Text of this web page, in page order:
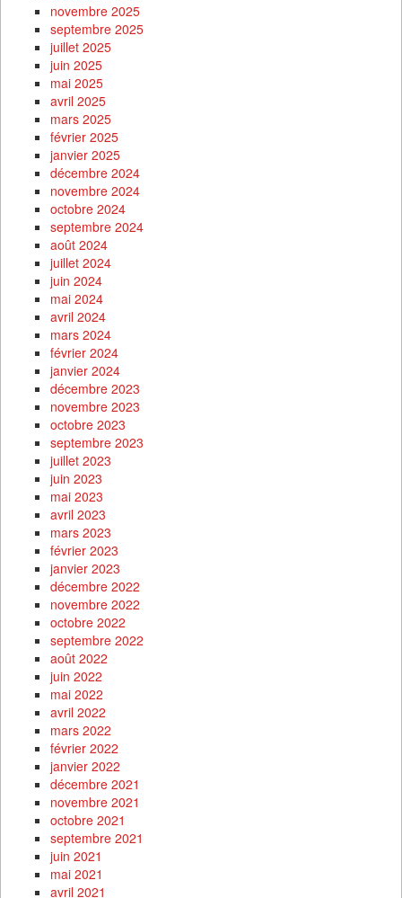
novembre 2025
septembre 2025
juillet 2025
juin 2025
mai 2025
avril 2025
mars 2025
février 2025
janvier 2025
décembre 2024
novembre 2024
octobre 2024
septembre 2024
août 2024
juillet 2024
juin 2024
mai 2024
avril 2024
mars 2024
février 2024
janvier 2024
décembre 2023
novembre 2023
octobre 2023
septembre 2023
juillet 2023
juin 2023
mai 2023
avril 2023
mars 2023
février 2023
janvier 2023
décembre 2022
novembre 2022
octobre 2022
septembre 2022
août 2022
juin 2022
mai 2022
avril 2022
mars 2022
février 2022
janvier 2022
décembre 2021
novembre 2021
octobre 2021
septembre 2021
juin 2021
mai 2021
avril 2021